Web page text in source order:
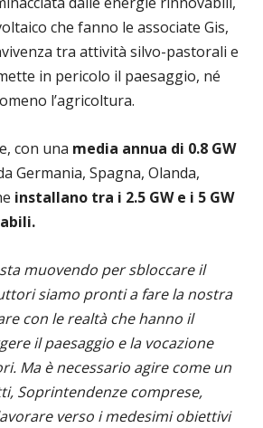
che fanno le associate Gis,
tra attività silvo-pastorali e
in pericolo il paesaggio, né
l’agricoltura.
con una media annua di 0.8 GW
Germania, Spagna, Olanda,
installano tra i 2.5 GW e i 5 GW
muovendo per sbloccare il
siamo pronti a fare la nostra
con le realtà che hanno il
il paesaggio e la vocazione
Ma è necessario agire come un
Soprintendenze comprese,
verso i medesimi obiettivi